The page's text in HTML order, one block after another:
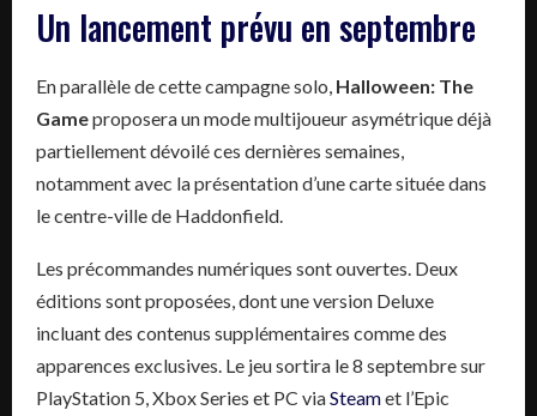
Un lancement prévu en septembre
En parallèle de cette campagne solo, Halloween: The
Gameproposera un mode multijoueur asymétrique déjà
partiellement dévoilé ces dernières semaines,
notamment avec la présentation d’une carte située dans
le centre-ville de Haddonfield.
Les précommandes numériques sont ouvertes. Deux
éditions sont proposées, dont une version Deluxe
incluant des contenus supplémentaires comme des
apparences exclusives. Le jeu sortira le 8 septembre sur
PlayStation 5, Xbox Series et PC viaSteamet l’Epic